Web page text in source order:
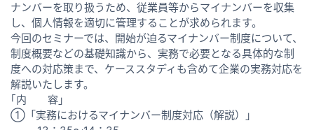
ナンバーを取り扱うため、従業員等からマイナンバーを収集
し、個人情報を適切に管理することが求められます。
今回のセミナーでは、開始が迫るマイナンバー制度について、
制度概要などの基礎知識から、実務で必要となる具体的な制
度への対応策まで、ケーススタディも含めて企業の実務対応を
解説いたします。
｢内 容｣
①「実務におけるマイナンバー制度対応（解説）」